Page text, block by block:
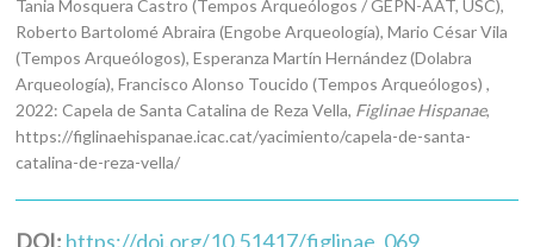
Tania Mosquera Castro (Tempos Arqueólogos / GEPN-AAT, USC),
Roberto Bartolomé Abraira (Engobe Arqueología), Mario César Vila
(Tempos Arqueólogos), Esperanza Martín Hernández (Dolabra
Arqueología), Francisco Alonso Toucido (Tempos Arqueólogos) ,
2022: Capela de Santa Catalina de Reza Vella, Figlinae Hispanae,
https://figlinaehispanae.icac.cat/yacimiento/capela-de-santa-
catalina-de-reza-vella/
DOI: https://doi.org/10.51417/figlinae_069